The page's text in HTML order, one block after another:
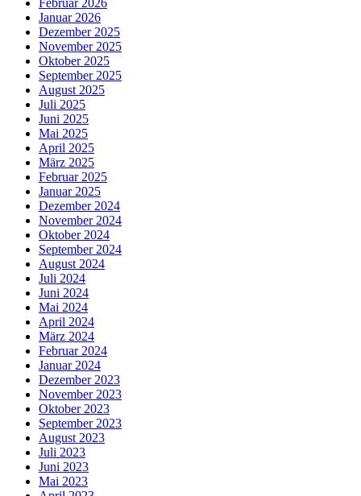
Januar 2026
Dezember 2025
November 2025
Oktober 2025
September 2025
August 2025
Juli 2025
Juni 2025
Mai 2025
April 2025
März 2025
Februar 2025
Januar 2025
Dezember 2024
November 2024
Oktober 2024
September 2024
August 2024
Juli 2024
Juni 2024
Mai 2024
April 2024
März 2024
Februar 2024
Januar 2024
Dezember 2023
November 2023
Oktober 2023
September 2023
August 2023
Juli 2023
Juni 2023
Mai 2023